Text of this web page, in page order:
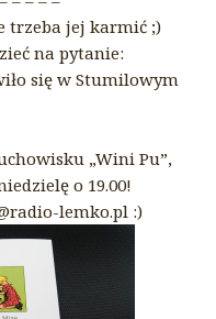
trzeba jej karmić ;)
na pytanie:
się w Stumilowym
„Wini Pu”,
o 19.00!
lemko.pl :)